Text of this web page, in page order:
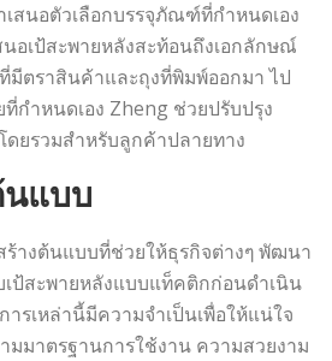
สนอตัวเลือกบรรจุภัณฑ์ที่กำหนดเอง
นอเป้สะพายหลังสะท้อนถึงเอกลักษณ์
มีตราสินค้าและถุงที่พิมพ์ออกมา ไป
กำหนดเอง Zheng ช่วยปรับปรุง
ยรวมสำหรับลูกค้าปลายทาง
นแบบ
ร้างต้นแบบที่ช่วยให้ธุรกิจต่างๆ พัฒนา
ป้สะพายหลังแบบแท็คติกก่อนดำเนิน
รเหล่านี้มีความจำเป็นเพื่อให้แน่ใจ
มมาตรฐานการใช้งาน ความสวยงาม